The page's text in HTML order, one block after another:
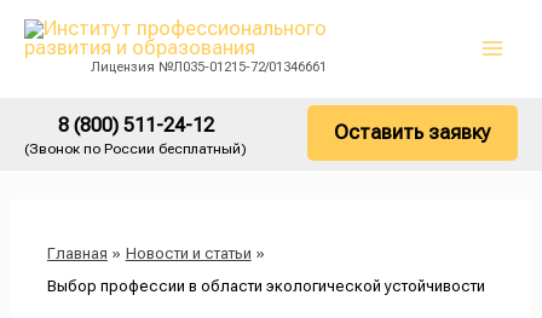
Перейти
содержимому
Лицензия №Л035-01215-72/01346661
8 (800) 511-24-12
(Звонок по России бесплатный)
Оставить заявку
Главная
Новости и статьи
Выбор профессии в области экологической устойчивости